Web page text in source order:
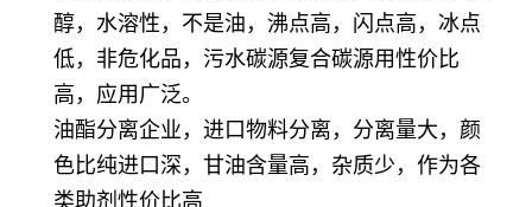
醇，水溶性，不是油，沸点高，闪点高，冰点
低，非危化品，污水碳源复合碳源用性价比
高，应用广泛。
油酯分离企业，进口物料分离，分离量大，颜
色比纯进口深，甘油含量高，杂质少，作为各
类助剂性价比高